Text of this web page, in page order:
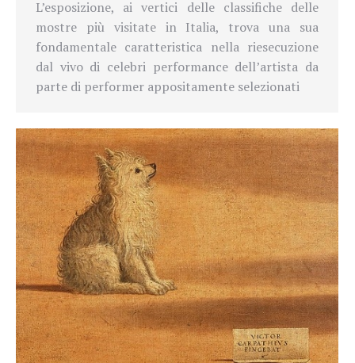
L’esposizione, ai vertici delle classifiche delle
mostre più visitate in Italia, trova una sua
fondamentale caratteristica nella riesecuzione
dal vivo di celebri performance dell’artista da
parte di performer appositamente selezionati